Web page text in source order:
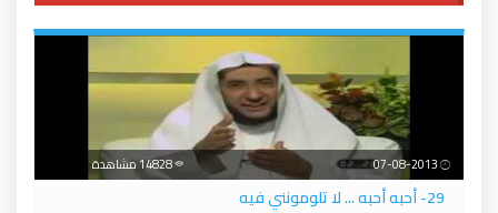
29- أحبه أحبه ... لا تلومونني فيه